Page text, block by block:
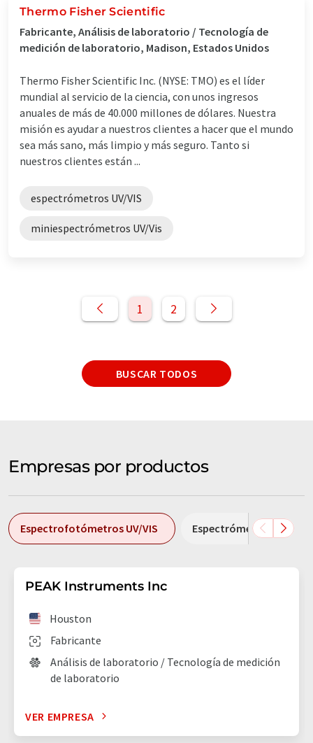
Thermo Fisher Scientific
Fabricante, Análisis de laboratorio / Tecnología de
medición de laboratorio, Madison, Estados Unidos
Thermo Fisher Scientific Inc. (NYSE: TMO) es el líder
mundial al servicio de la ciencia, con unos ingresos
anuales de más de 40.000 millones de dólares. Nuestra
misión es ayudar a nuestros clientes a hacer que el mundo
sea más sano, más limpio y más seguro. Tanto si
nuestros clientes están ...
espectrómetros UV/VIS
miniespectrómetros UV/Vis
1 2
BUSCAR TODOS
Empresas por productos
Espectrofotómetros UV/VIS Espectrómetros UV/Vis
PEAK Instruments Inc
Fabricante
Houston
Análisis de laboratorio / Tecnología de medición
de laboratorio
VER EMPRESA